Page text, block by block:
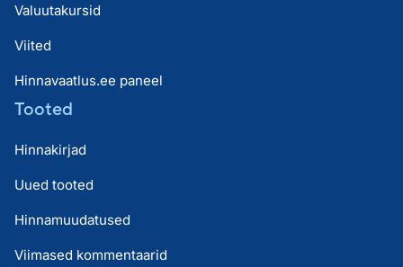
Valuutakursid
Viited
Hinnavaatlus.ee paneel
Tooted
Hinnakirjad
Uued tooted
Hinnamuudatused
Viimased kommentaarid